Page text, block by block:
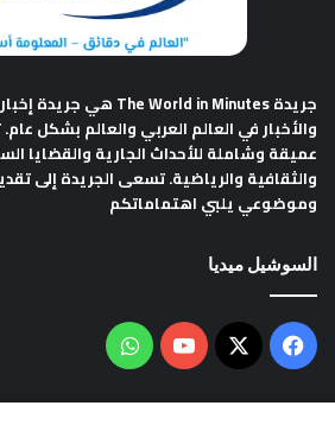
جريدة The World in Minutes
هي جريدة
والأخبار في العالم العربي والعالم بشكل
عميقة وشاملة للأحداث الجارية والقضايا
والثقافية والرياضية. تسعى الجريدة إلى
وموضوعي يلبي اهتماماتكم
السوشيل ميديا
فيسبوك
‫X
‫YouTubeواتساب